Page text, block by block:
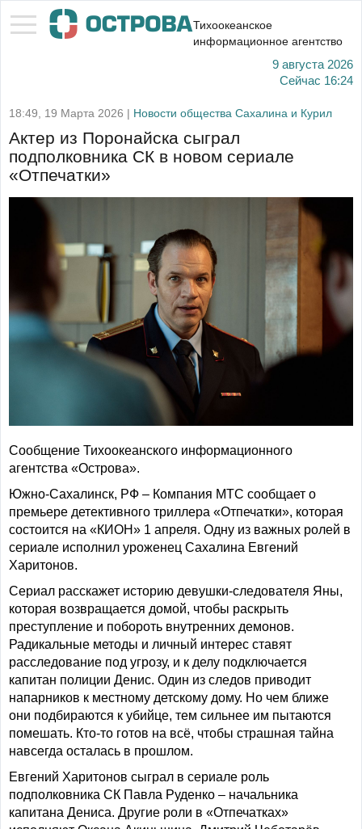
Тихоокеанское
информационное агентство
9 августа 2026
Сейчас 16:24
18:49, 19 Марта 2026 | Новости общества Сахалина и Курил
Актер из Поронайска сыграл
подполковника СК в новом сериале
«Отпечатки»
Сообщение Тихоокеанского информационного
агентства «Острова».
Южно-Сахалинск, РФ – Компания МТС сообщает о
премьере детективного триллера «Отпечатки», которая
состоится на «КИОН» 1 апреля. Одну из важных ролей в
сериале исполнил уроженец Сахалина Евгений
Харитонов.
Сериал расскажет историю девушки-следователя Яны,
которая возвращается домой, чтобы раскрыть
преступление и побороть внутренних демонов.
Радикальные методы и личный интерес ставят
расследование под угрозу, и к делу подключается
капитан полиции Денис. Один из следов приводит
напарников к местному детскому дому. Но чем ближе
они подбираются к убийце, тем сильнее им пытаются
помешать. Кто-то готов на всё, чтобы страшная тайна
навсегда осталась в прошлом.
Евгений Харитонов сыграл в сериале роль
подполковника СК Павла Руденко – начальника
капитана Дениса. Другие роли в «Отпечатках»